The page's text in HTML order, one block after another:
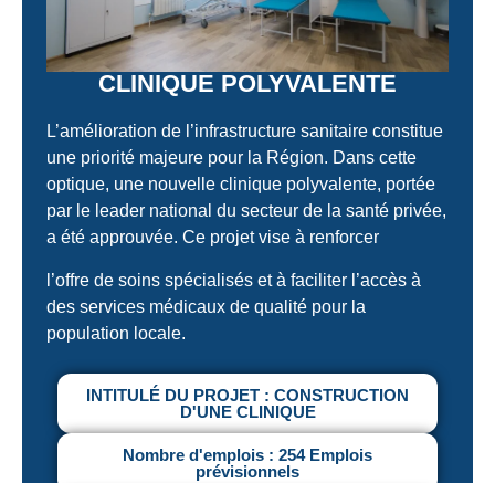
CLINIQUE POLYVALENTE
L’amélioration de l’infrastructure sanitaire constitue
une priorité majeure pour la Région. Dans cette
optique, une nouvelle clinique polyvalente, portée
par le leader national du secteur de la santé privée,
a été approuvée. Ce projet vise à renforcer
l’offre de soins spécialisés et à faciliter l’accès à
des services médicaux de qualité pour la
population locale.
INTITULÉ DU PROJET : CONSTRUCTION
D'UNE CLINIQUE
Nombre d'emplois : 254 Emplois
prévisionnels